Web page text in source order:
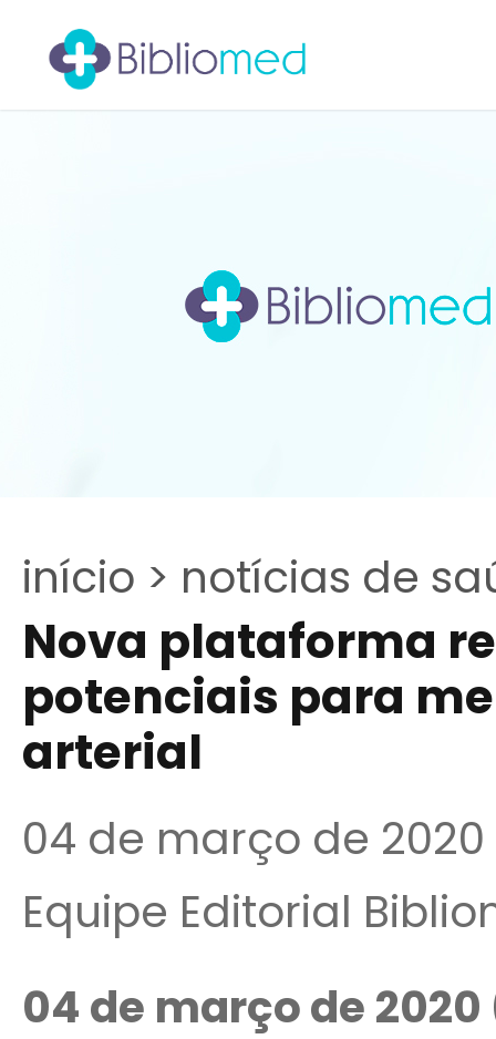
início > notícias de
Nova plataforma
potenciais para
arterial
04 de março de 2020
Equipe Editorial
04 de março de 2020